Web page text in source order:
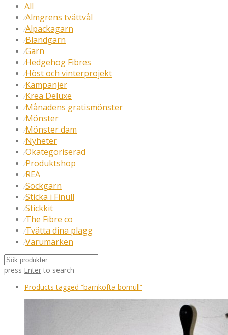
All
⁄Almgrens tvättvål
⁄Alpackagarn
⁄Blandgarn
⁄Garn
⁄Hedgehog Fibres
⁄Höst och vinterprojekt
⁄Kampanjer
⁄Krea Deluxe
⁄Månadens gratismönster
⁄Mönster
⁄Mönster dam
⁄Nyheter
⁄Okategoriserad
⁄Produktshop
⁄REA
⁄Sockgarn
⁄Sticka i Finull
⁄Stickkit
⁄The Fibre co
⁄Tvätta dina plagg
⁄Varumärken
press Enter to search
Products tagged “barnkofta bomull”